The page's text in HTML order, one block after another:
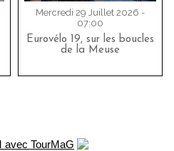
Mercredi 29 Juillet 2026 -
07:00
Eurovélo 19, sur les boucles
de la Meuse